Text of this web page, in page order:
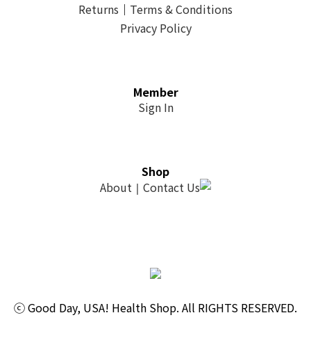
Returns ｜ Terms & Conditions
Privacy Policy
Member
Sign In
Shop
About ｜ Contact Us
ⓒ Good Day, USA! Health Shop. All RIGHTS RESERVED.